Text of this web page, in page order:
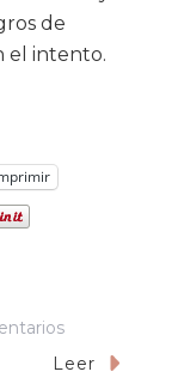
de
el intento.
En
1917:
Leer